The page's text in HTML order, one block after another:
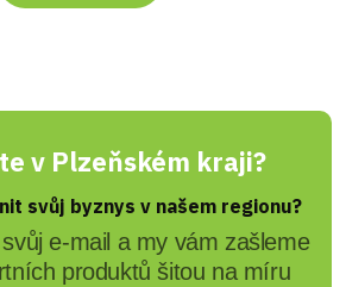
v Plzeňském kraji?
svůj byznys v našem regionu?
e-mail a my vám zašleme
produktů šitou na míru